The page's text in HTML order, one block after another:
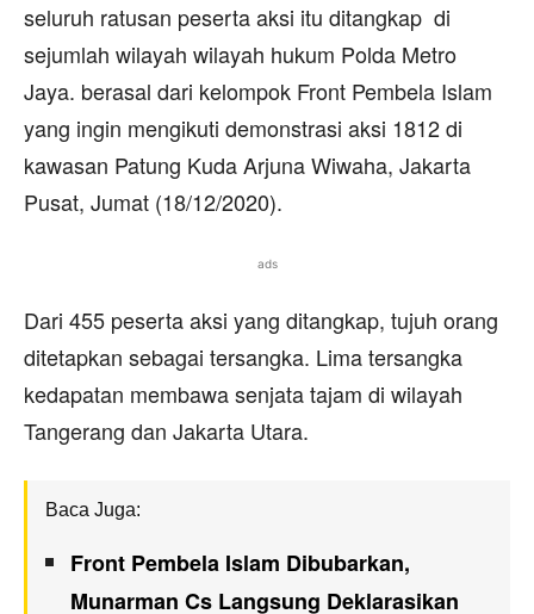
seluruh ratusan peserta aksi itu ditangkap di
sejumlah wilayah wilayah hukum Polda Metro
Jaya. berasal dari kelompok Front Pembela Islam
yang ingin mengikuti demonstrasi aksi 1812 di
kawasan Patung Kuda Arjuna Wiwaha, Jakarta
Pusat, Jumat (18/12/2020).
ads
Dari 455 peserta aksi yang ditangkap, tujuh orang
ditetapkan sebagai tersangka. Lima tersangka
kedapatan membawa senjata tajam di wilayah
Tangerang dan Jakarta Utara.
Baca Juga:
Front Pembela Islam Dibubarkan,
Munarman Cs Langsung Deklarasikan